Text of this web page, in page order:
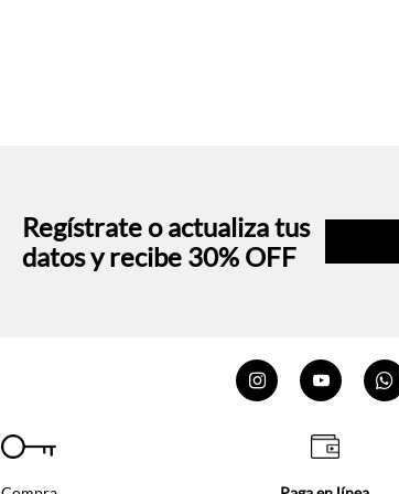
Regístrate o actualiza tus
datos y recibe 30% OFF